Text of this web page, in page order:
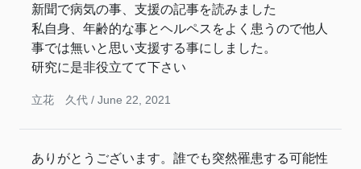
新聞で病気の事、支援の記事を読みました
私自身、年齢的な事とヘルペスをよく患うので他人
事では無いと思い支援する事にしました。
研究に是非役立てて下さい
立花 久代 / June 22, 2021
ありがとうございます。誰でも突然罹患する可能性